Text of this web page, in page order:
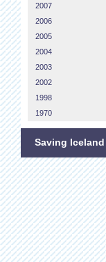
2007
2006
2005
2004
2003
2002
1998
1970
Saving Iceland